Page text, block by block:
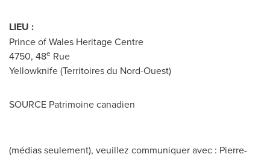
LIEU :
Prince of Wales Heritage Centre
4750, 48e Rue
Yellowknife(Territoires du Nord-Ouest)
SOURCE Patrimoine canadien
(médias seulement), veuillez communiquer avec : Pierre-